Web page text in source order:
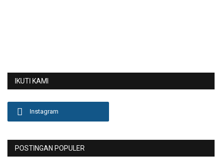
Olahraga
Lifestyle
Pendidikan
IKUTI KAMI
Instagram
POSTINGAN POPULER